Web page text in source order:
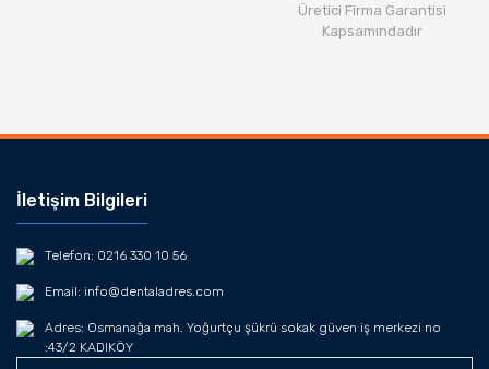
Üretici Firma Garantisi
Kapsamındadır
İletişim Bilgileri
Telefon: 0216 330 10 56
Email: info@dentaladres.com
Adres: Osmanağa mah. Yoğurtçu şükrü sokak güven iş merkezi no
:43/2 KADIKÖY